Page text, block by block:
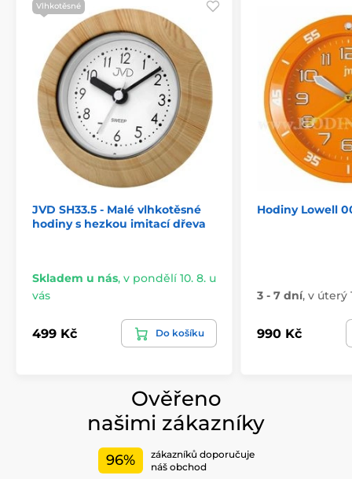
Vlhkotěsné
JVD SH33.5 - Malé vlhkotěsné
hodiny s hezkou imitací dřeva
Skladem u nás, v pondělí 10. 8. u
vás
499 Kč Do košíku
Hodiny Lowell
3 - 7 dní, v úterý
990 Kč
Ověřeno
našimi zákazníky
96%
zákazníků doporučuje
náš obchod